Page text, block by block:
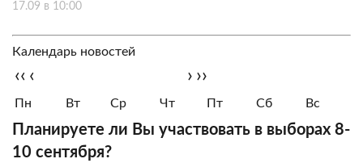
17.09 в 10:00
Календарь новостей
‹‹ ‹ › ››
Пн Вт Ср Чт Пт Сб Вс
Планируете ли Вы участвовать в выборах 8-
10 сентября?